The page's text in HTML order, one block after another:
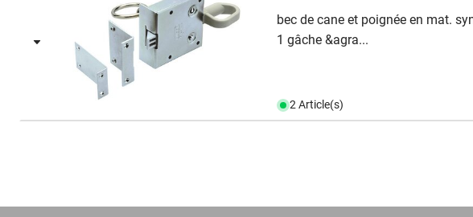
bec de cane et poignée en mat.
1 gâche &agra...
2 Article(s)